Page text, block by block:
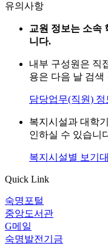
유의사항
교원 정보는 소속
니다.
내부 구성원은 직
용은 다음 날 검색
담당업무(직원) 정
복지시설과 대학
인하실 수 있습니
복지시설별 보기
Quick Link
숙명포털
중앙도서관
G메일
숙명발전기금